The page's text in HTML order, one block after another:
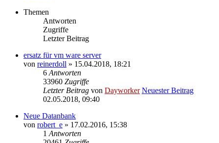
Themen
Antworten
Zugriffe
Letzter Beitrag
ersatz für vm ware server
von reinerdoll » 15.04.2018, 18:21
6 Antworten
33960 Zugriffe
Letzter Beitrag von Dayworker Neuester Beitrag
02.05.2018, 09:40
Neue Datanbank
von robert_e » 17.02.2016, 15:38
1 Antworten